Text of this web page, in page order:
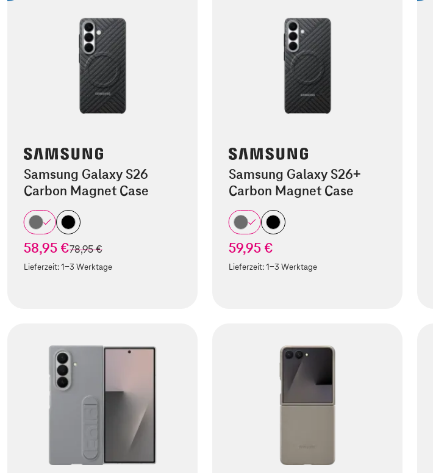
Samsung Galaxy S26
Carbon Magnet Case
58,95 €statt
78,95 €
Lieferzeit:1-3 Werktage
Samsung Galaxy S26+
Carbon Magnet Case
59,95 €
Lieferzeit:1-3 Werktage